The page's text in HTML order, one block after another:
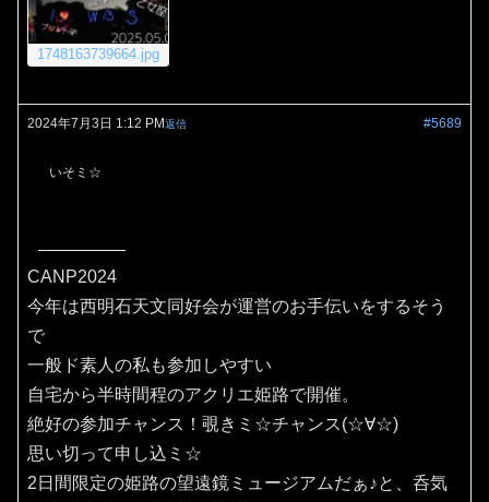
1748163739664.jpg
2024年7月3日 1:12 PM #5689
返信
いそミ☆
CANP2024
今年は西明石天文同好会が運営のお手伝いをするそう
で
一般ド素人の私も参加しやすい
自宅から半時間程のアクリエ姫路で開催。
絶好の参加チャンス！覗きミ☆チャンス(⁠☆⁠∀☆⁠)
思い切って申し込ミ☆
2日間限定の姫路の望遠鏡ミュージアムだぁ♪と、呑気